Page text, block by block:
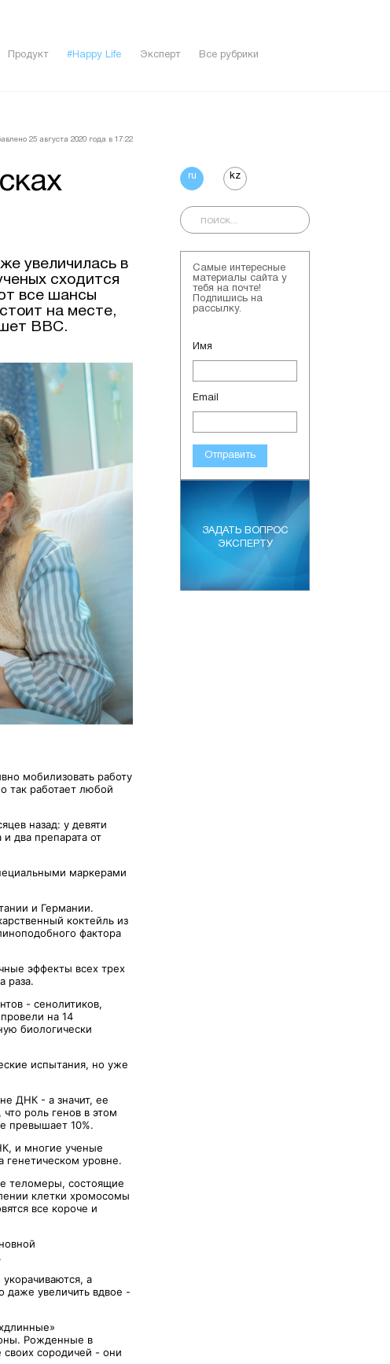
Продукт #Happy Life Эксперт Все рубрики
25 августа 2020 года в 17:22
увеличилась в
сходится
все шансы
на месте,
ВВС.
мобилизовать работу
так работает любой
назад: у девяти
два препарата от
маркерами
и Германии.
коктейль из
фактора
эффекты всех трех
раза.
- сенолитиков,
на 14
биологически
испытания, но уже
ДНК - а значит, ее
роль генов в этом
превышает 10%.
и многие ученые
генетическом уровне.
теломеры, состоящие
клетки хромосомы
все короче и
а
даже увеличить вдвое -
Рожденные в
своих сородичей - они
ru kz
Самые интересные
материалы сайта у
тебя на почте!
Подпишись на
рассылку.
Имя
Email
Отправить
ЗАДАТЬ ВОПРОС
ЭКСПЕРТУ